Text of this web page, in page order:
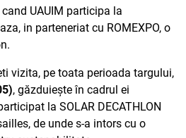
UAUIM participa la
in parteneriat cu ROMEXPO, o
vizita, pe toata perioada targului,
, găzduiește în cadrul ei
la SOLAR DECATHLON
de unde s-a intors cu o